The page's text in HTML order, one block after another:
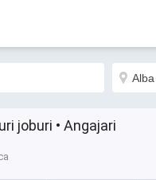
joburi • Angajari